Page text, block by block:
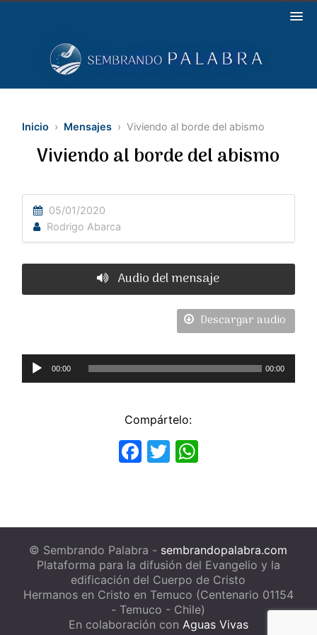
Inicio › Mensajes › Viviendo al borde del abismo
Viviendo al borde del abismo
05/01/2020
Rodrigo Abarca
Audio del mensaje
Descargar audio
Reproductor
de
00:00 00:00
Compártelo:
Facebook
Twitter
WhatsApp
© Sembrando Palabra - sembrandopalabra.com
Plataforma para la difusión del Evangelio y la
edificación del Cuerpo de Cristo
Hermanos en Cristo en Temuco (Centenario 01154
- Temuco - Chile)
En colaboración con Aguas Vivas